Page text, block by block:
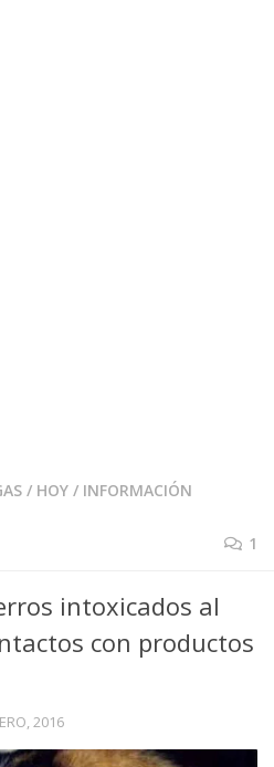
/ HOY / INFORMACIÓN
1
intoxicados al
con productos
2016